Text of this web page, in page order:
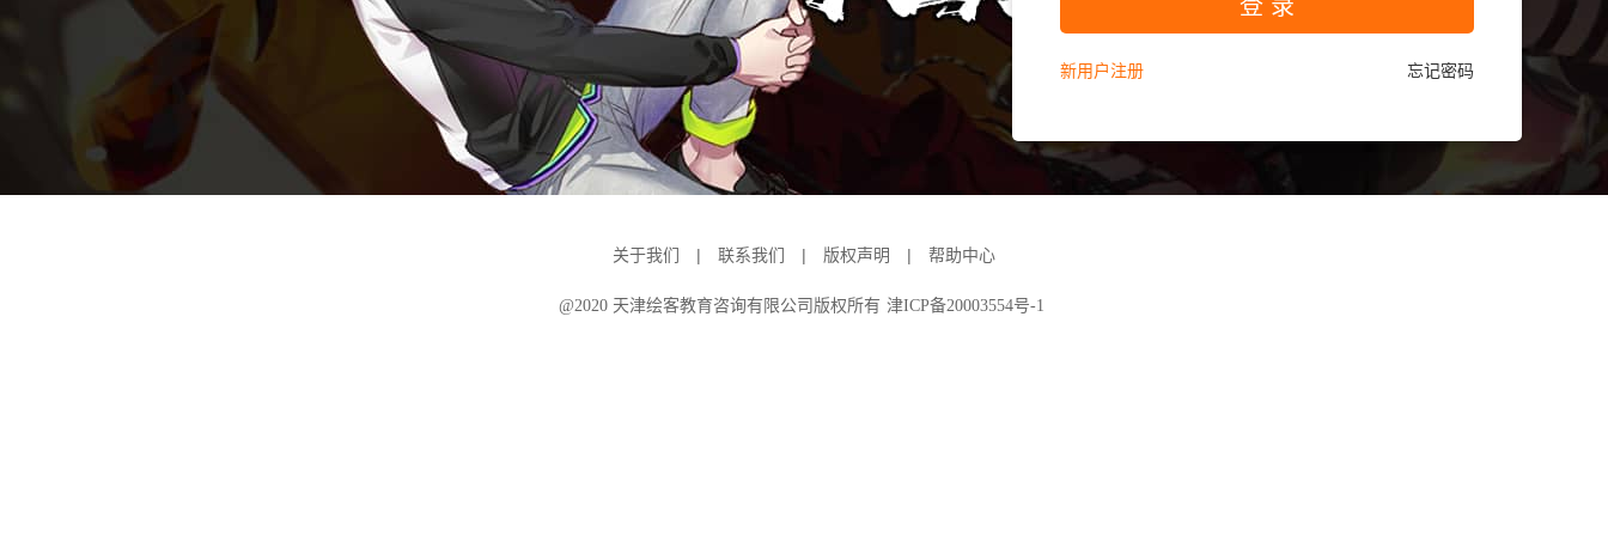
登 录
新用户注册 忘记密码
关于我们 | 联系我们 | 版权声明 | 帮助中心
@2020 天津绘客教育咨询有限公司版权所有 津ICP备20003554号-1